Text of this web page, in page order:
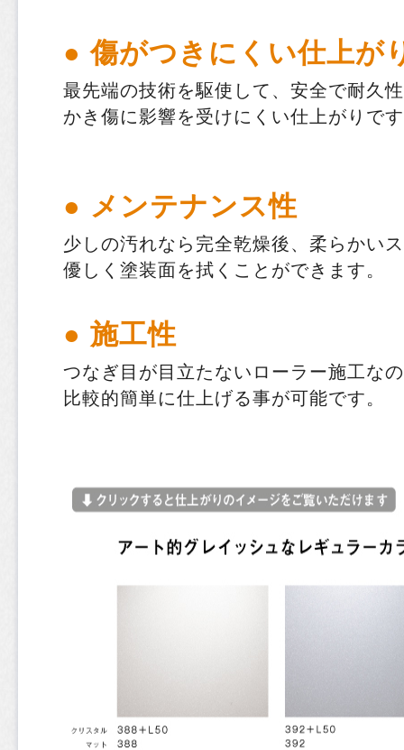
● 傷がつきにくい仕上が
最先端の技術を駆使して、安全で耐久
かき傷に影響を受けにくい仕上がりで
● メンテナンス性
少しの汚れなら完全乾燥後、柔らかい
優しく塗装面を拭くことができます。
● 施工性
つなぎ目が目立たないローラー施工な
比較的簡単に仕上げる事が可能です。